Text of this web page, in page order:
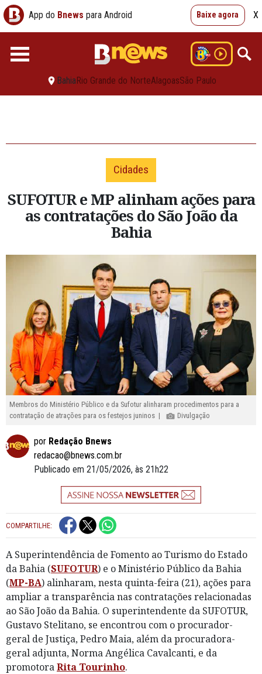
App do Bnews para Android Baixe agora X
BahiaRio Grande do NorteAlagoasSão Paulo
Cidades
SUFOTUR e MP alinham ações para
as contratações do São João da
Bahia
Membros do Ministério Público e da Sufotur alinharam procedimentos para a
contratação de atrações para os festejos juninos |
Divulgação
por Redação Bnews
redacao@bnews.com.br
Publicado em 21/05/2026, às 21h22
COMPARTILHE:
A Superintendência de Fomento ao Turismo do Estado
da Bahia (SUFOTUR) e o Ministério Público da Bahia
(MP-BA) alinharam, nesta quinta-feira (21), ações para
ampliar a transparência nas contratações relacionadas
ao São João da Bahia. O superintendente da SUFOTUR,
Gustavo Stelitano, se encontrou com o procurador-
geral de Justiça, Pedro Maia, além da procuradora-
geral adjunta, Norma Angélica Cavalcanti, e da
promotoraRita Tourinho.